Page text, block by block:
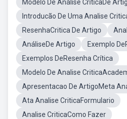
Modelo De Análise CríticaDe
Introducão De Uma Analise
ResenhaCritica De Artigo
AnáliseDe Artigo
Exemplo
Exemplos DeResenha Crítica
Modelo De Analise
Apresentacao De ArtigoMeta
Ata Analise CriticaFormulario
Analise CriticaComo Fazer